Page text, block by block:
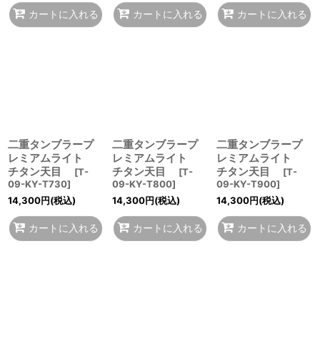
カートに入れる カートに入れる カートに入れる
二重タンブラープ
レミアムライト
チタン天目
[T-
09-KY-T730]
14,300円(税込)
カートに入れる
二重タンブラープ
レミアムライト
チタン天目
[T-
09-KY-T800]
14,300円(税込)
カートに入れる
二重タンブラープ
レミアムライト
チタン天目
[T-
09-KY-T900]
14,300円(税込)
カートに入れる